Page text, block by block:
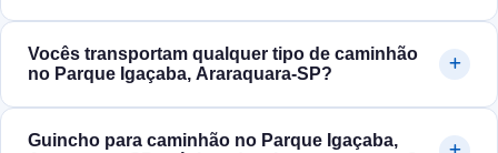
Vocês transportam qualquer tipo de caminhão
no Parque Igaçaba, Araraquara‑SP?
Guincho para caminhão no Parque Igaçaba,